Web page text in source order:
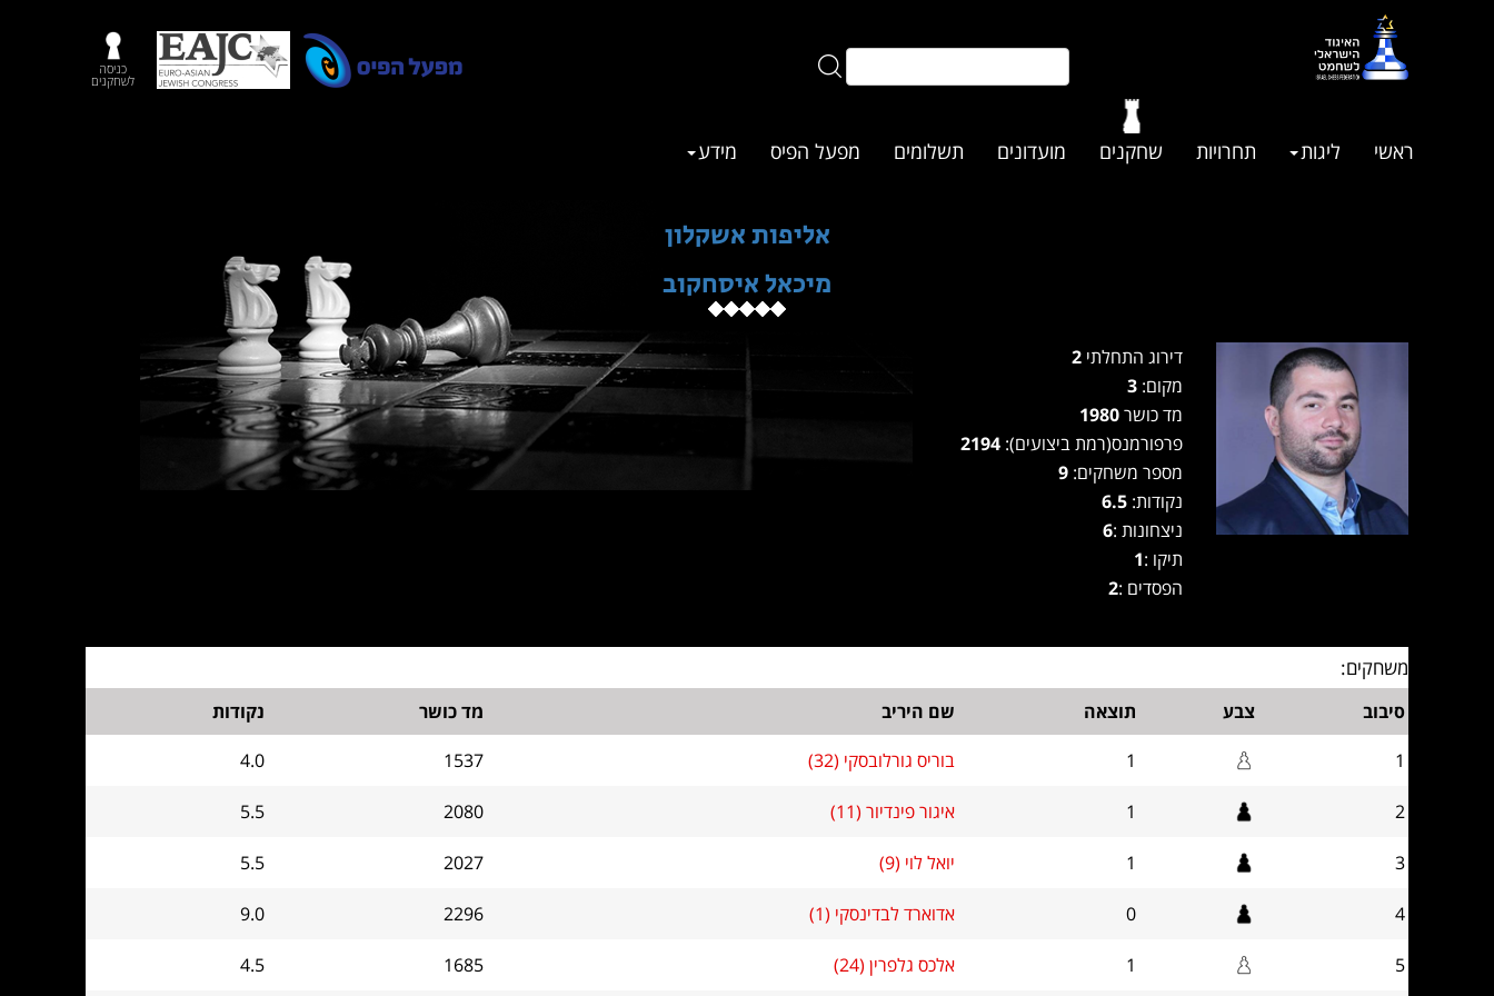
כניסה
לשחקנים
ראשי ליגות תחרויות שחקנים מועדונים תשלומים מפעל הפיס מידע
אליפות אשקלון
מיכאל איסחקוב
דירוג התחלתי 2
מקום: 3
מד כושר1980
פרפורמנס(רמת ביצועים): 2194
מספר משחקים: 9
נקודות:6.5
ניצחונות :6
תיקו :1
הפסדים :2
משחקים:
סיבוב צבע תוצאה שם היריב מד כושר
נקודות
1
1 בוריס גורלובסקי (32) 1537
4.0
2
1 איגור פינדיור (11) 2080
5.5
3
1 יואל לוי (9) 2027
5.5
4
0 אדוארד לבדינסקי (1) 2296
9.0
5
1 אלכס גלפרין (24) 1685
4.5